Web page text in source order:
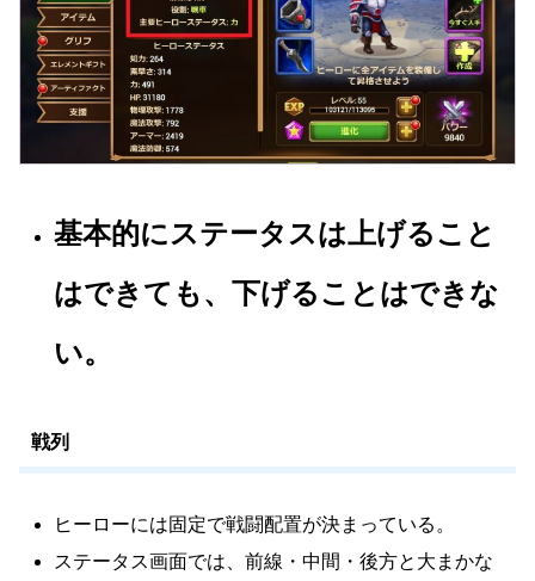
基本的にステータスは上げること
はできても、下げることはできな
い。
戦列
ヒーローには固定で戦闘配置が決まっている。
ステータス画面では、前線・中間・後方と大まかな